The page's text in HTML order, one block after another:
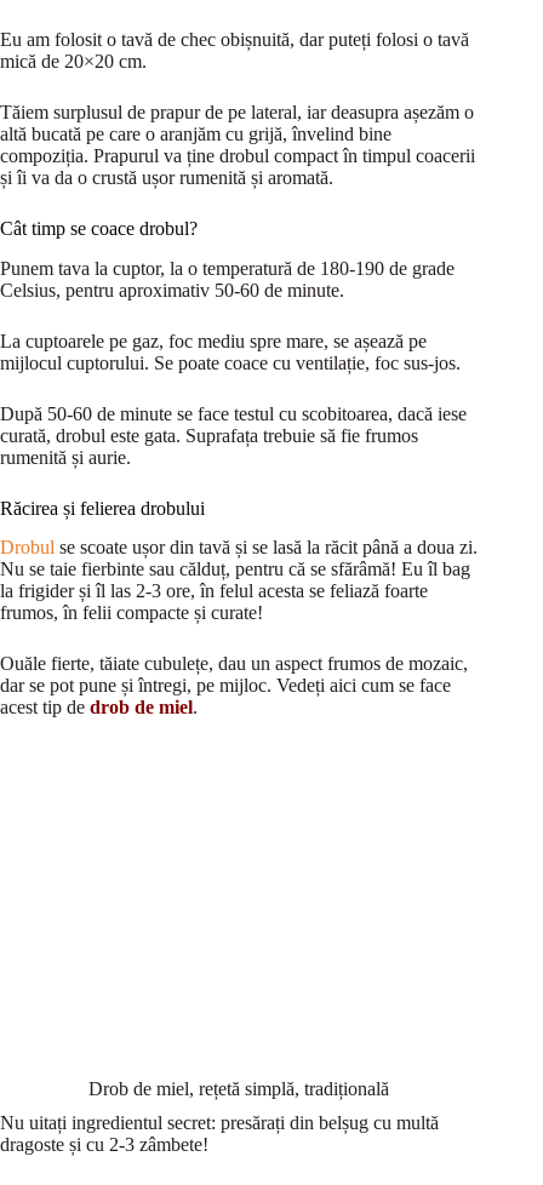
Eu am folosit o tavă de chec obișnuită, dar puteți folosi o tavă
mică de 20×20 cm.
Tăiem surplusul de prapur de pe lateral, iar deasupra așezăm o
altă bucată pe care o aranjăm cu grijă, învelind bine
compoziția. Prapurul va ține drobul compact în timpul coacerii
și îi va da o crustă ușor rumenită și aromată.
Cât timp se coace drobul?
Punem tava la cuptor, la o temperatură de 180-190 de grade
Celsius, pentru aproximativ 50-60 de minute.
La cuptoarele pe gaz, foc mediu spre mare, se așează pe
mijlocul cuptorului. Se poate coace cu ventilație, foc sus-jos.
După 50-60 de minute se face testul cu scobitoarea, dacă iese
curată, drobul este gata. Suprafața trebuie să fie frumos
rumenită și aurie.
Răcirea și felierea drobului
Drobul se scoate ușor din tavă și se lasă la răcit până a doua zi.
Nu se taie fierbinte sau călduț, pentru că se sfărâmă! Eu îl bag
la frigider și îl las 2-3 ore, în felul acesta se feliază foarte
frumos, în felii compacte și curate!
Ouăle fierte, tăiate cubulețe, dau un aspect frumos de mozaic,
dar se pot pune și întregi, pe mijloc. Vedeți aici cum se face
acest tip de drob de miel.
Drob de miel, rețetă simplă, tradițională
Nu uitați ingredientul secret: presărați din belșug cu multă
dragoste și cu 2-3 zâmbete!